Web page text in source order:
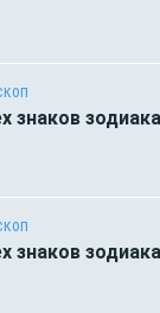
знаков
знаков